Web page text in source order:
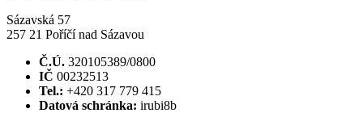
Sázavská 57
257 21 Poříčí nad Sázavou
Č.Ú. 320105389/0800
IČ 00232513
Tel.: +420 317 779 415
Datová schránka: irubi8b